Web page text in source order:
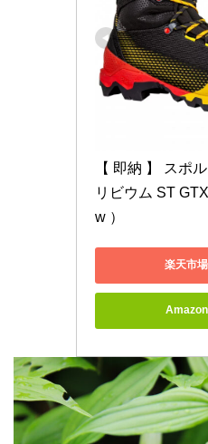
【 即納 】 スポ
リビウム ST
w ）
楽天市